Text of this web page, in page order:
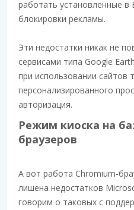
работать установленные в
блокировки рекламы.
Эти недостатки никак не
сервисами типа Google
при использовании сайтов
персонализированного
авторизация.
Режим киоска на
браузеров
А вот работа Chromium-
лишена недостатков
говорим о таковых с